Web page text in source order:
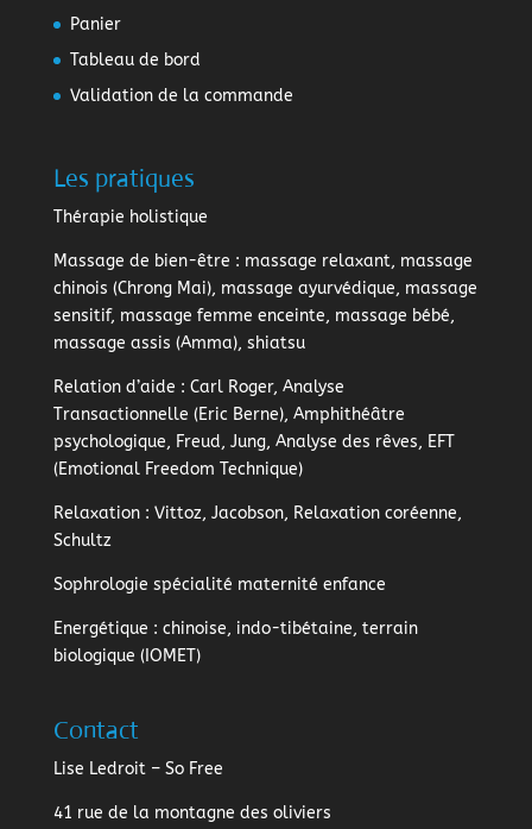
Panier
Tableau de bord
Validation de la commande
Les pratiques
Thérapie holistique
Massage de bien-être : massage relaxant, massage
chinois (Chrong Mai), massage ayurvédique, massage
sensitif, massage femme enceinte, massage bébé,
massage assis (Amma), shiatsu
Relation d’aide : Carl Roger, Analyse
Transactionnelle (Eric Berne), Amphithéâtre
psychologique, Freud, Jung, Analyse des rêves, EFT
(Emotional Freedom Technique)
Relaxation: Vittoz, Jacobson, Relaxation coréenne,
Schultz
Sophrologie spécialité maternité enfance
Energétique : chinoise, indo-tibétaine, terrain
biologique (IOMET)
Contact
Lise Ledroit – So Free
41 rue de la montagne des oliviers